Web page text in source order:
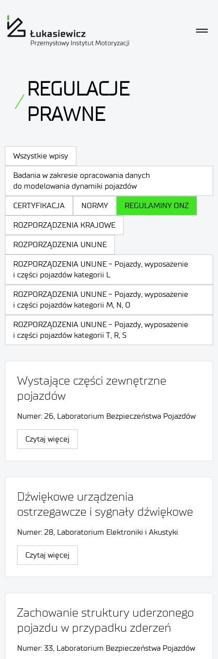
REGULACJE
PRAWNE
Wszystkie wpisy
Badania w zakresie opracowania danych
do modelowania dynamiki pojazdów
CERTYFIKACJA NORMY REGULAMINY ONZ
ROZPORZĄDZENIA KRAJOWE
ROZPORZĄDZENIA UNIJNE
ROZPORZĄDZENIA UNIJNE - Pojazdy, wyposażenie
i części pojazdów kategorii L
ROZPORZĄDZENIA UNIJNE - Pojazdy, wyposażenie
i części pojazdów kategorii M, N, O
ROZPORZĄDZENIA UNIJNE - Pojazdy, wyposażenie
i części pojazdów kategorii T, R, S
Wystające części zewnętrzne
pojazdów
Numer: 26, Laboratorium Bezpieczeństwa Pojazdów
Czytaj więcej
Dźwiękowe urządzenia
ostrzegawcze i sygnały dźwiękowe
Numer: 28, Laboratorium Elektroniki i Akustyki
Czytaj więcej
Zachowanie struktury uderzonego
pojazdu w przypadku zderzeń
Numer: 33, Laboratorium Bezpieczeństwa Pojazdów